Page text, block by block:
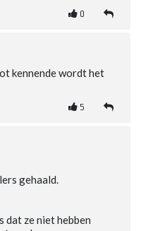
0
kennende wordt het
5
gehaald.
dat ze niet hebben